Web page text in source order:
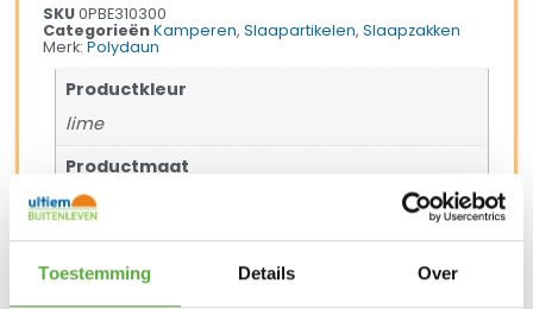
Toestemming Details Over
SKU0PBE310300
Categorieën Kamperen,Slaapartikelen,Slaapzakken
Merk:Polydaun
Productkleur
lime
Productmaat
80×210
Merk
Polydaun